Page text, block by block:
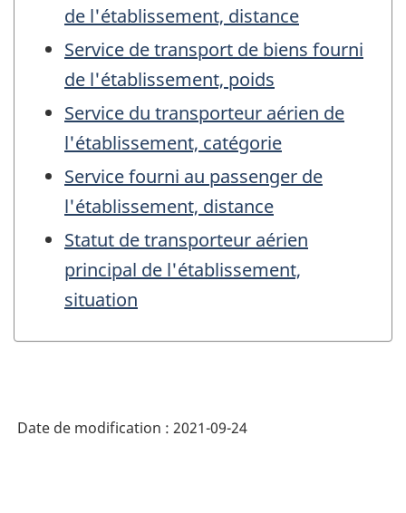
de l'établissement, distance
Service de transport de biens fourni
de l'établissement, poids
Service du transporteur aérien de
l'établissement, catégorie
Service fourni au passenger de
l'établissement, distance
Statut de transporteur aérien
principal de l'établissement,
situation
Date de modification : 2021-09-24